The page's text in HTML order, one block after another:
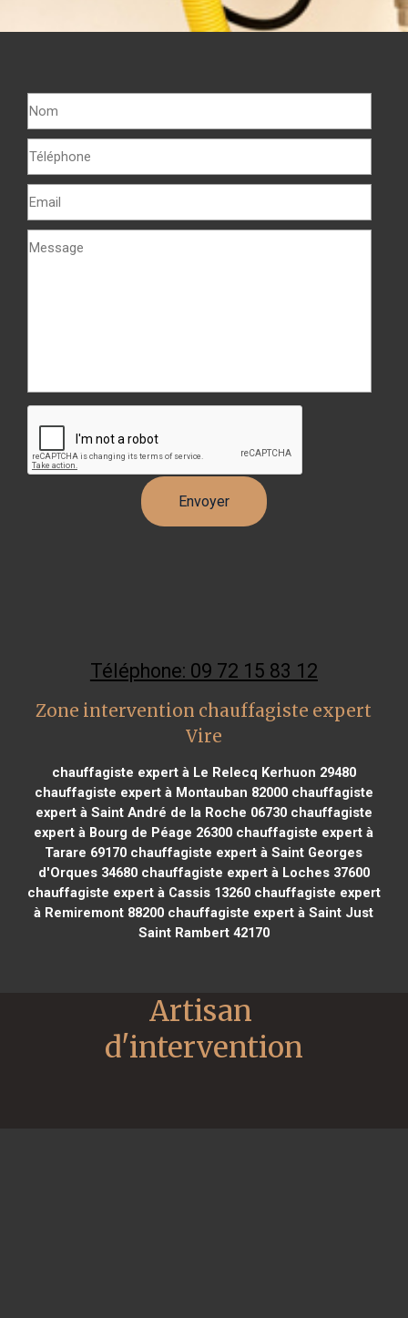
Téléphone: 09 72 15 83 12
Zone intervention chauffagiste expert
Vire
chauffagiste expert à Le Relecq Kerhuon 29480
chauffagiste expert à Montauban 82000chauffagiste
expert à Saint André de la Roche 06730chauffagiste
expert à Bourg de Péage 26300 chauffagiste expert à
Tarare 69170 chauffagiste expert à Saint Georges
d'Orques 34680chauffagiste expert à Loches 37600
chauffagiste expert à Cassis 13260chauffagiste expert
à Remiremont 88200 chauffagiste expert à Saint Just
Saint Rambert 42170
Artisan
d'intervention